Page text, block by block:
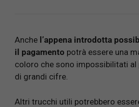
Anche l’appena introdotta
il pagamento potrà essere una
coloro che sono impossibilitati al
di grandi cifre.
Altri trucchi utili potrebbero